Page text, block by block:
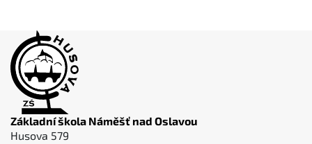
Základní škola Náměšť nad Oslavou
Husova 579